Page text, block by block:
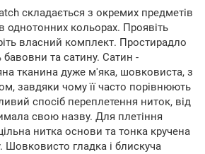
складається з окремих предметів
однотонних кольорах. Проявіть
власний комплект. Простирадло
бавовни та сатину. Сатин -
тканина дуже м'яка, шовковиста, з
завдяки чому її часто порівнюють
спосіб переплетення ниток, від
свою назву. Для плетіння
нитка основи та тонка кручена
Шовковисто гладка і блискуча